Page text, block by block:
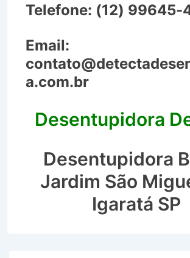
Telefone: (12) 99645-
Email:
a.com.br
Desentupidora
Desentupidora
Jardim São
Igaratá SP